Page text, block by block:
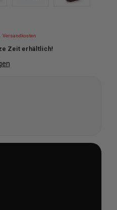
Versandkosten
Zeit erhältlich!